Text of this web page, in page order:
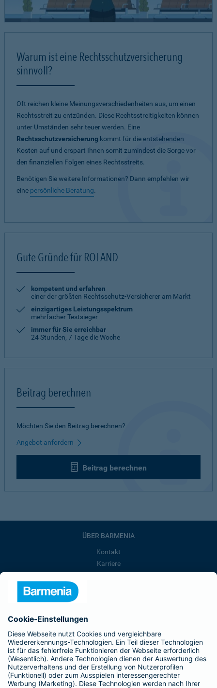
Warum ist eine Rechtsschutzversicherung
sinnvoll?
Oft reichen kleine Meinungsverschiedenheiten aus, um einen
Rechtsstreit zu entzünden. Diese Rechtsstreitigkeiten können
unter Umständen sehr teuer werden. Eine
Rechtsschutzversicherung kommt für die entstehenden
Kosten auf und erspart Ihnen somit zumindest die Sorge vor
den finanziellen Folgen eines Rechtsstreits.
Benötigen Sie weitere Informationen? Dann empfehlen wir
eine persönliche Beratung.
Gute Gründe für ROLAND
kompetent und erfahren
einer der größten Rechtsschutz-Versicherer am Markt
einzigartiges Leistungsspektrum
mehrfacher Testsieger
immer für Sie erreichbar
24 Stunden, 7 Tage die Woche
Beitrag berechnen
Möchten Sie den Beitrag berechnen?
Angebot anfordern
Beitrag berechnen
ÜBER BARMENIA
Kontakt
Karriere
Barmenia ist Teil der BarmeniaGothaer
BELIEBTE SEITEN
Kranken-Zusatzversicherung
Tierversicherungen
Haftpflichtversicherung